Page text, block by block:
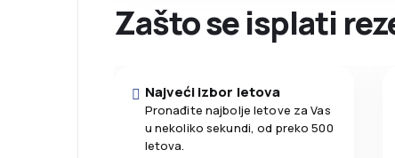
Zašto se isplati
Najveći izbor letova
Pronađite najbolje letove za Vas
u nekoliko sekundi, od preko 500
letova.